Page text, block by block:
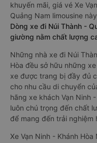
khuyến mãi, giá vé Xe
Quảng Nam limousine
Dòng xe đi Núi Thành -
giường nằm chất lượng
Những nhà xe đi Núi
Hòa đều sở hữu những
xe được trang bị đầy đủ
cho nhu cầu di chuyển
hãng xe khách Vạn Ninh
luôn chú trọng đến chất
để mang đến trải nghiệm
Xe Vạn Ninh - Khánh